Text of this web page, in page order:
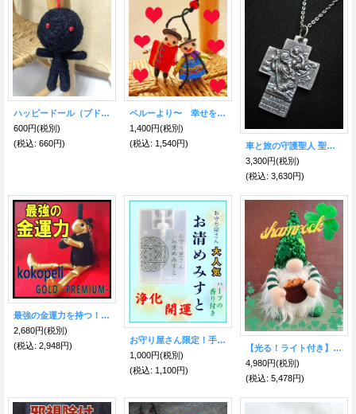
ハッピードール（ブドゥー人形） ブラック（災いを食べてくれる）
600円(税別)
(税込: 660円)
ペルーより〜 幸せを運ぶ♪チャンカな妖精【FMヨコハマ LUCKY ME 紹介商品】
1,400円(税別)
(税込: 1,540円)
車と旅の守護聖人 聖クリストファー・メダイネックレス
3,300円(税別)
(税込: 3,630円)
最強の金運力を持つ！！ココペリゴールドプレミアム♪
2,680円(税別)
(税込: 2,948円)
お守り屋さん限定！手軽に浄化☆お清めみすと
1,000円(税別)
(税込: 1,100円)
【光る！ライト付き】幸福を届ける♪ ケルトの伝説 BIG！シャムロック・レプラコーン ポット・オブ・ゴールド
4,980円(税別)
(税込: 5,478円)